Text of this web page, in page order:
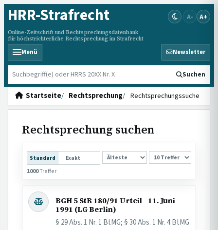
HRR-Strafrecht
Online-Zeitschrift und Rechtsprechungsdatenbank
für höchstrichterliche Rechtsprechung im Strafrecht
A- A+
Menü Newsletter
HRRS durchsuchen Suchen
Startseite Rechtsprechung Rechtsprechungssuche
Rechtsprechung suchen
Standard Exakt
SORTIERUNG
1000Treffer
BGH 5 StR 180/91 Urteil - 11. Juni
1991 (LG Berlin)
§ 29 Abs. 1 Nr. 1 BtMG; § 30 Abs. 1 Nr. 4 BtMG